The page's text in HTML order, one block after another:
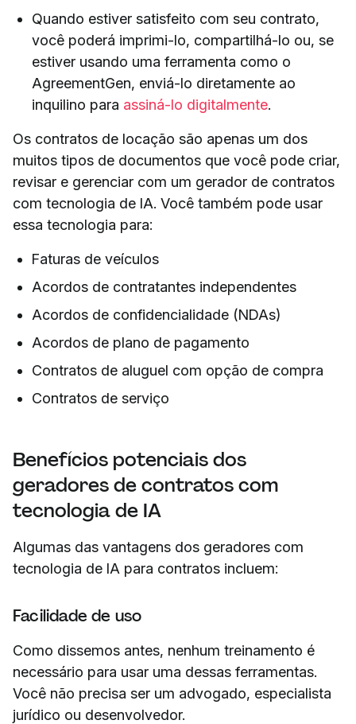
Quando estiver satisfeito com seu contrato,
você poderá imprimi-lo, compartilhá-lo ou, se
estiver usando uma ferramenta como o
AgreementGen, enviá-lo diretamente ao
inquilino para assiná-lo digitalmente.
Os contratos de locação são apenas um dos
muitos tipos de documentos que você pode criar,
revisar e gerenciar com um gerador de contratos
com tecnologia de IA. Você também pode usar
essa tecnologia para:
Faturas de veículos
Acordos de contratantes independentes
Acordos de confidencialidade (NDAs)
Acordos de plano de pagamento
Contratos de aluguel com opção de compra
Contratos de serviço
Benefícios potenciais dos
geradores de contratos com
tecnologia de IA
Algumas das vantagens dos geradores com
tecnologia de IA para contratos incluem:
Facilidade de uso
Como dissemos antes, nenhum treinamento é
necessário para usar uma dessas ferramentas.
Você não precisa ser um advogado, especialista
jurídico ou desenvolvedor.